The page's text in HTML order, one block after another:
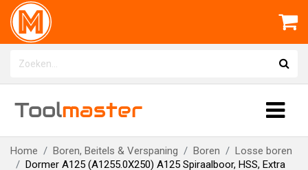
Toolmaster
Home Boren, Beitels & Verspaning Boren
Losse boren
Dormer A125 (A1255.0X250) A125 Spiraalboor, HSS, Extra